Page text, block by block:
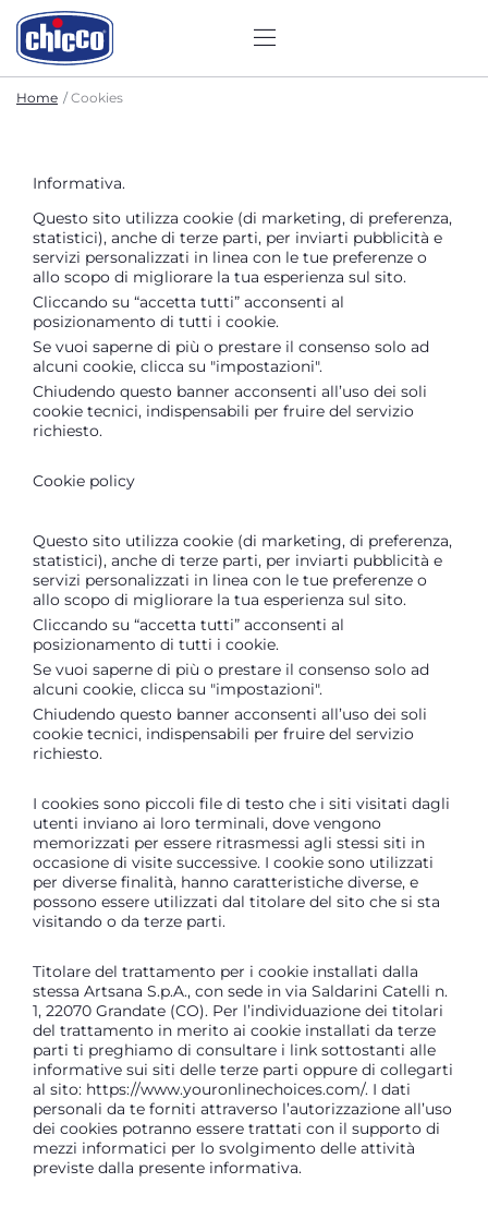
Home Cookies
Informativa.
Questo sito utilizza cookie (di marketing, di preferenza,
statistici), anche di terze parti, per inviarti pubblicità e
servizi personalizzati in linea con le tue preferenze o
allo scopo di migliorare la tua esperienza sul sito.
Cliccando su “accetta tutti” acconsenti al
posizionamento di tutti i cookie.
Se vuoi saperne di più o prestare il consenso solo ad
alcuni cookie, clicca su "impostazioni".
Chiudendo questo banner acconsenti all’uso dei soli
cookie tecnici, indispensabili per fruire del servizio
richiesto.
Cookie policy
Questo sito utilizza cookie (di marketing, di preferenza,
statistici), anche di terze parti, per inviarti pubblicità e
servizi personalizzati in linea con le tue preferenze o
allo scopo di migliorare la tua esperienza sul sito.
Cliccando su “accetta tutti” acconsenti al
posizionamento di tutti i cookie.
Se vuoi saperne di più o prestare il consenso solo ad
alcuni cookie, clicca su "impostazioni".
Chiudendo questo banner acconsenti all’uso dei soli
cookie tecnici, indispensabili per fruire del servizio
richiesto.
I cookies sono piccoli file di testo che i siti visitati dagli
utenti inviano ai loro terminali, dove vengono
memorizzati per essere ritrasmessi agli stessi siti in
occasione di visite successive. I cookie sono utilizzati
per diverse finalità, hanno caratteristiche diverse, e
possono essere utilizzati dal titolare del sito che si sta
visitando o da terze parti.
Titolare del trattamento per i cookie installati dalla
stessa Artsana S.p.A., con sede in via Saldarini Catelli n.
1, 22070 Grandate (CO). Per l’individuazione dei titolari
del trattamento in merito ai cookie installati da terze
parti ti preghiamo di consultare i link sottostanti alle
informative sui siti delle terze parti oppure di collegarti
al sito: https://www.youronlinechoices.com/. I dati
personali da te forniti attraverso l’autorizzazione all’uso
dei cookies potranno essere trattati con il supporto di
mezzi informatici per lo svolgimento delle attività
previste dalla presente informativa.